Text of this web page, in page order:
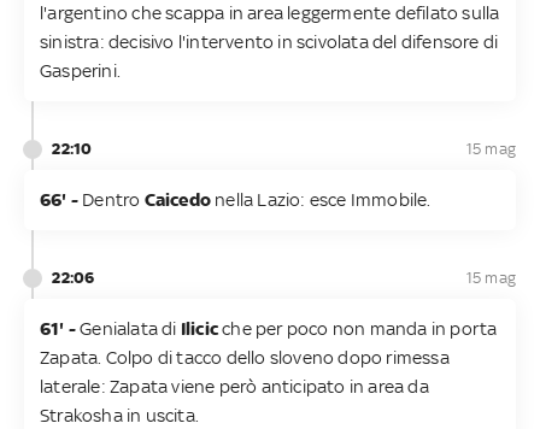
l'argentino che scappa in area leggermente defilato sulla
sinistra: decisivo l'intervento in scivolata del difensore di
Gasperini.
22:10 15 mag
66' - Dentro Caicedo nella Lazio: esce Immobile.
22:06 15 mag
61' -Genialata di Ilicicche per poco non manda in porta
Zapata. Colpo di tacco dello sloveno dopo rimessa
laterale: Zapata viene però anticipato in area da
Strakosha in uscita.